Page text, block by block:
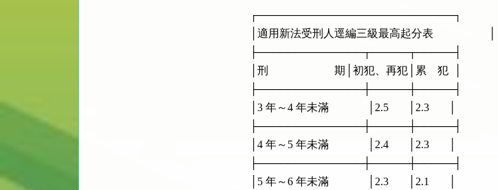
      ┌──────────────────────────┐
      │適用新法受刑人逕編三級最高起分表                    │
      ├──────────────┬─────┬─────┤
      │刑                        期│初犯、再犯│累    犯  │
      ├──────────────┼─────┼─────┤
      │3 年～4 年未滿              │2.5       │2.3       │
      ├──────────────┼─────┼─────┤
      │4 年～5 年未滿              │2.4       │2.3       │
      ├──────────────┼─────┼─────┤
      │5 年～6 年未滿              │2.3       │2.1       │